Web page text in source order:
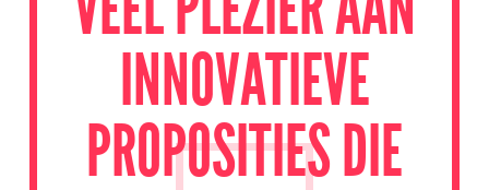
INNOVATIEVE
PROPOSITIES DIE